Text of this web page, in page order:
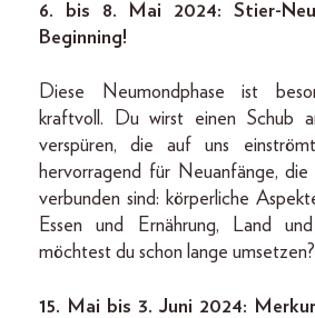
6. bis 8. Mai 2024: Stier-
Beginning!
Diese Neumondphase ist
kraftvoll. Du wirst einen Schub
verspüren, die auf uns
hervorragend für Neuanfänge,
verbunden sind: körperliche
Essen und Ernährung, Land
möchtest du schon lange umsetzen?
15. Mai bis 3. Juni 2024: